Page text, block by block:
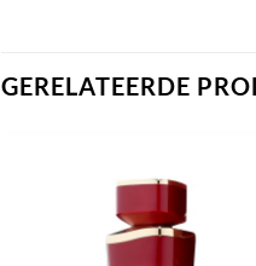
GERELATEERDE